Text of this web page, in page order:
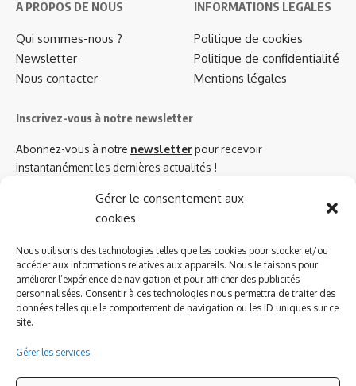
Gérer le consentement aux
cookies
Nous utilisons des technologies telles que les cookies pour stocker et/ou
accéder aux informations relatives aux appareils. Nous le faisons pour
améliorer l’expérience de navigation et pour afficher des publicités
personnalisées. Consentir à ces technologies nous permettra de traiter des
données telles que le comportement de navigation ou les ID uniques sur ce
site.
Gérer les services
A PROPOS DE NOUS
Qui sommes-nous ?
Newsletter
Nous contacter
INFORMATIONS LEGALES
Politique de cookies
Politique de confidentialité
Mentions légales
Inscrivez-vous à notre newsletter
Abonnez-vous à notre newsletterpour recevoir
instantanément les dernières actualités !
Azinat.com TV soutient